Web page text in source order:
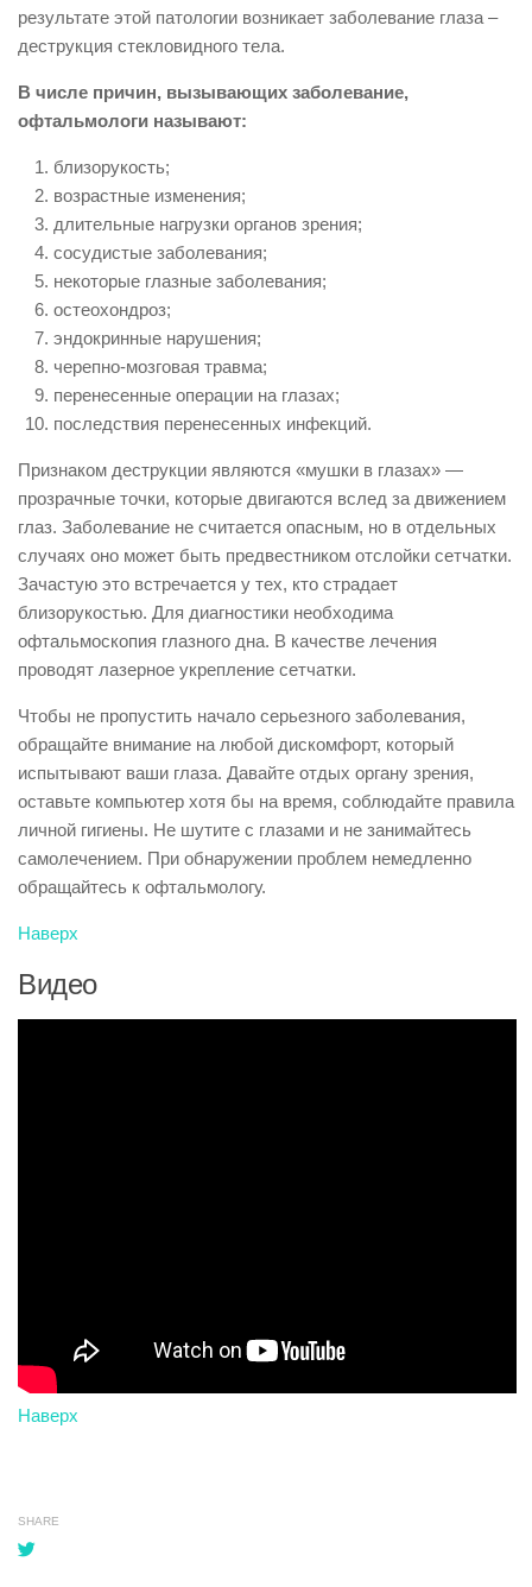
результате этой патологии возникает заболевание глаза –
деструкция стекловидного тела.
В числе причин, вызывающих заболевание,
офтальмологи называют:
близорукость;
возрастные изменения;
длительные нагрузки органов зрения;
сосудистые заболевания;
некоторые глазные заболевания;
остеохондроз;
эндокринные нарушения;
черепно-мозговая травма;
перенесенные операции на глазах;
последствия перенесенных инфекций.
Признаком деструкции являются «мушки в глазах» —
прозрачные точки, которые двигаются вслед за движением
глаз. Заболевание не считается опасным, но в отдельных
случаях оно может быть предвестником отслойки сетчатки.
Зачастую это встречается у тех, кто страдает
близорукостью. Для диагностики необходима
офтальмоскопия глазного дна. В качестве лечения
проводят лазерное укрепление сетчатки.
Чтобы не пропустить начало серьезного заболевания,
обращайте внимание на любой дискомфорт, который
испытывают ваши глаза. Давайте отдых органу зрения,
оставьте компьютер хотя бы на время, соблюдайте правила
личной гигиены. Не шутите с глазами и не занимайтесь
самолечением. При обнаружении проблем немедленно
обращайтесь к офтальмологу.
Наверх
Видео
Наверх
SHARE